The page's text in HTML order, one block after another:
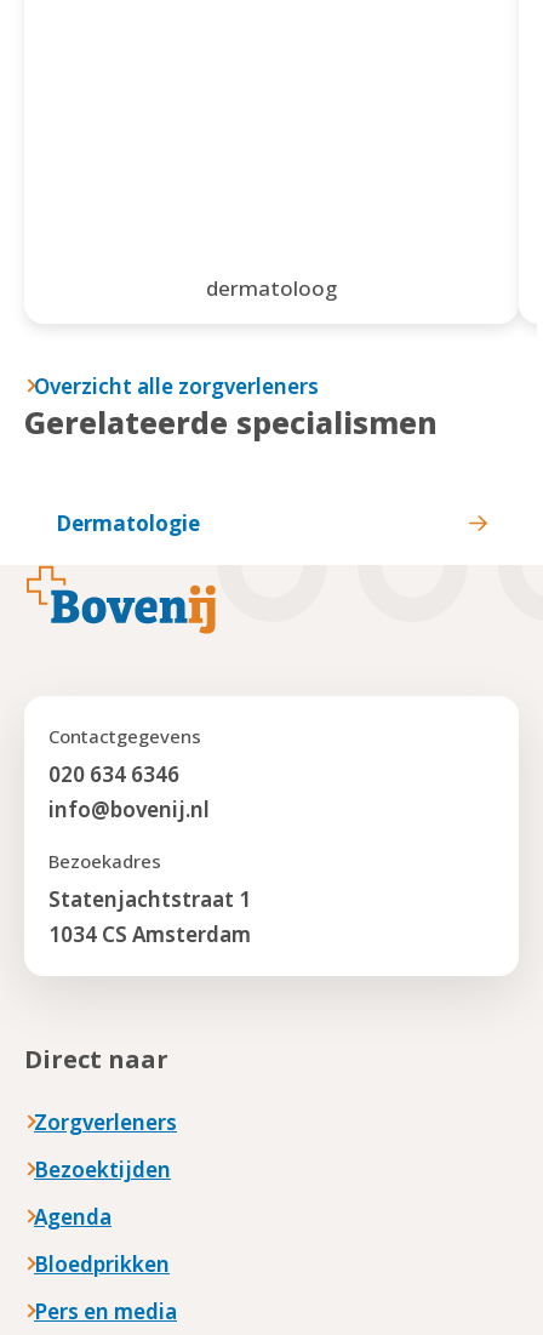
dermatoloog
Overzicht alle zorgverleners
Gerelateerde specialismen
Dermatologie
Footer
Contactgegevens
020 634 6346
info@bovenij.nl
Bezoekadres
Statenjachtstraat 1
1034 CS Amsterdam
Direct naar
Zorgverleners
Bezoektijden
Agenda
Bloedprikken
Pers en media